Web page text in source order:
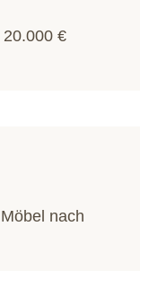
€
nach